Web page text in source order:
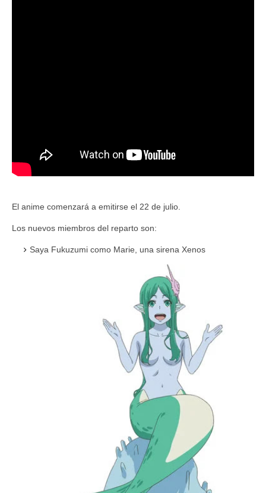
El anime comenzará a emitirse el 22 de julio.
Los nuevos miembros del reparto son:
Saya Fukuzumi como Marie, una sirena Xenos